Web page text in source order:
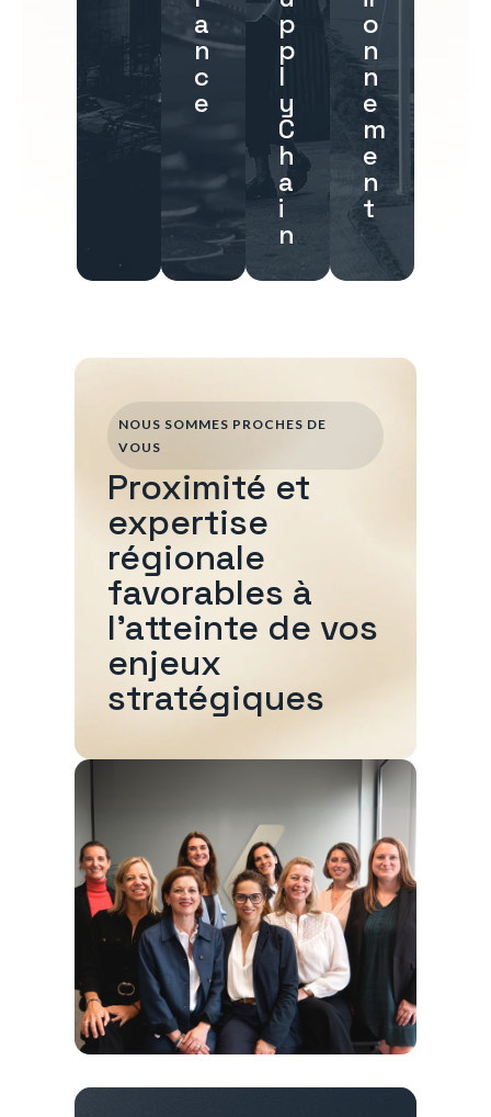
a
n
c
e
p
p
l
y
C
h
a
i
n
o
n
n
e
m
e
n
t
NOUS SOMMES PROCHES DE
VOUS
Proximité et
expertise
régionale
favorables à
l'atteinte de vos
enjeux
stratégiques